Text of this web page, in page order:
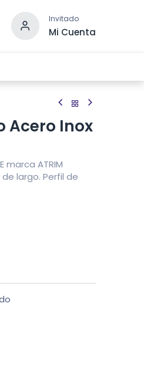
Invitado
Mi Cuenta
Acero Inox
marca ATRIM
largo. Perfil de